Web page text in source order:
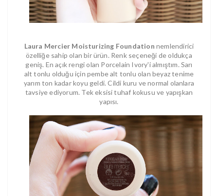
Laura Mercier Moisturizing Foundation nemlendirici
özelliğe sahip olan bir ürün. Renk seçeneği de oldukça
geniş. En açık rengi olan Porcelain Ivory'i almıştım. Sarı
alt tonlu olduğu için pembe alt tonlu olan beyaz tenime
yarım ton kadar koyu geldi. Cildi kuru ve normal olanlara
tavsiye ediyorum. Tek eksisi tuhaf kokusu ve yapışkan
yapısı.